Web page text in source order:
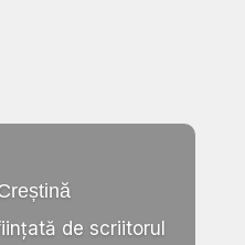
de scriitorul